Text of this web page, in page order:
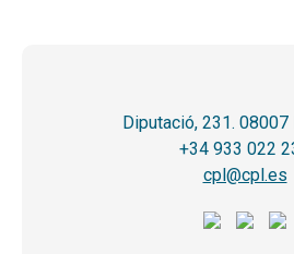
Diputació, 231. 08007
+34 933 022
cpl@cpl.es